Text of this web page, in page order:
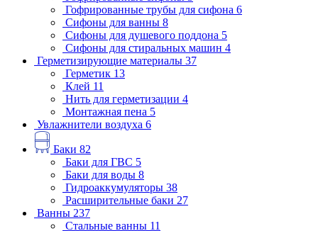
Гофрированные трубы для сифона 6
Сифоны для ванны 8
Сифоны для душевого поддона 5
Сифоны для стиральных машин 4
Герметизирующие материалы 37
Герметик 13
Клей 11
Нить для герметизации 4
Монтажная пена 5
Увлажнители воздуха 6
Баки 82
Баки для ГВС 5
Баки для воды 8
Гидроаккумуляторы 38
Расширительные баки 27
Ванны 237
Стальные ванны 11